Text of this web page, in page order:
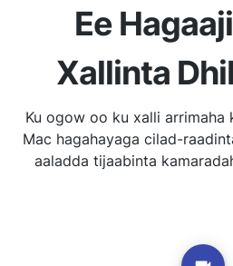
Ee
Xallinta
Ku ogow oo ku xalli arrimaha
Mac hagahayaga cilad-
aaladda tijaabinta